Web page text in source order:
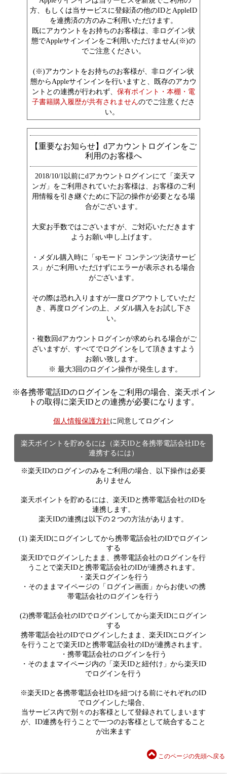
方、もしくは当サービスに登録済の他のIDとAppleID
を連携済の方のみご利用いただけます。
既にアカウントをお持ちのお客様は、非ログイン状
態でAppleサインインをご利用いただけません(※)の
でご注意ください。
(※)アカウントをお持ちのお客様が、非ログイン状
態からAppleサインインを行いますと、既存のアカウ
ントとの連携が行われず、 保有ポイント・本棚・電
子書籍購入履歴が共有されませんのでご注意くださ
い。
【重要なお知らせ】dアカウントログインをご
利用のお客様へ
2018/10/1以前にdアカウントログインにて「楽天マ
ンガ」をご利用されていたお客様は、お客様のご利
用情報を引き継ぐために下記の操作が必要となる場
合がございます。
大変お手数ではございますが、ご対応いただきます
ようお願い申し上げます。
・メダル購入時に「spモード コンテンツ決済サービ
ス」がご利用いただけずにエラーが表示される場合
がございます。
その際は恐れ入りますが一度ログアウトしていただ
き、再度ログインの上、メダル購入をお試し下さ
い。
・複数回dアカウントログインが求められる場合がご
ざいますが、すべてでログインをして頂きますよう
お願い致します。
※ 最大3回のログイン操作が発生します。
※各携帯電話IDのログインをご利用の場合、楽天ポイン
トの取得に楽天IDとの連携が必要になります。
個人情報保護方針に同意してログイン
楽天ポイントを貯めるには（楽天IDと各携帯電話会社IDを
連携するには）
※楽天IDのログインのみをご利用の場合、以下操作は必要
ありません
楽天ポイントを貯めるには、楽天IDと携帯電話会社のIDを
連携します。
楽天IDの連携は以下の２つの方法があります。
(1) 楽天IDにログインしてから携帯電話会社のIDでログイン
する
楽天IDでログインしたまま、携帯電話会社のログインを行
うことで楽天IDと携帯電話会社のIDが連携されます。
・楽天ログインを行う
・そのままマイページの「ログイン画面」からお使いの携
帯電話会社のログインを行う
(2)携帯電話会社のIDでログインしてから楽天IDにログイン
する
携帯電話会社のIDでログインしたまま、楽天IDにログイン
を行うことで楽天IDと携帯電話会社のIDが連携されます。
・携帯電話会社のログインを行う
・そのままマイページ内の「楽天IDと紐付け」から楽天ID
でログインを行う
※楽天IDと各携帯電話会社IDを紐つける前にそれぞれのID
でログインした場合、
当サービス内で別々のお客様として登録されてしまいます
が、ID連携を行うことで一つのお客様として統合すること
が出来ます
このページの先頭へ戻る